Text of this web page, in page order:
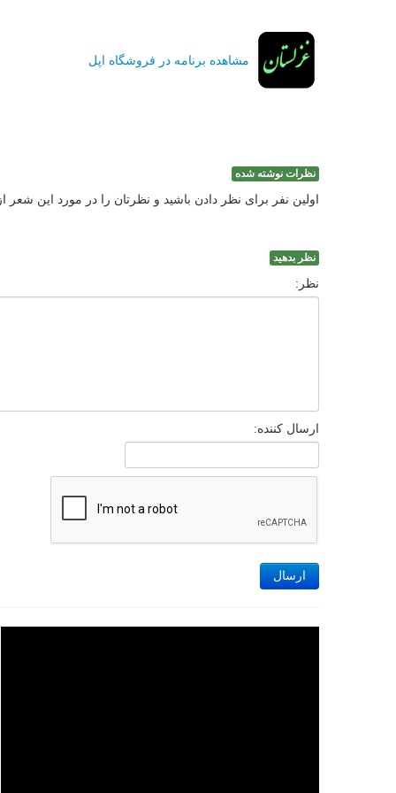
مشاهده برنامه در فروشگاه اپل
نظرات نوشته شده
اولین نفر برای نظر دادن باشید و نظرتان را در مورد این شعر
نظر بدهید
نظر:
ارسال کننده:
ارسال